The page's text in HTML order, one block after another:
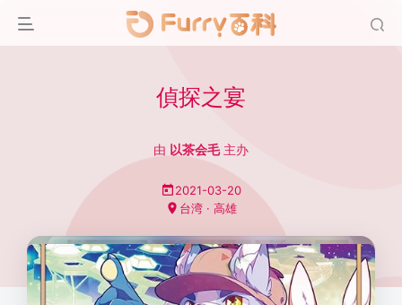
偵探之宴
由 以茶会毛 主办
2021-03-20
台湾 · 高雄